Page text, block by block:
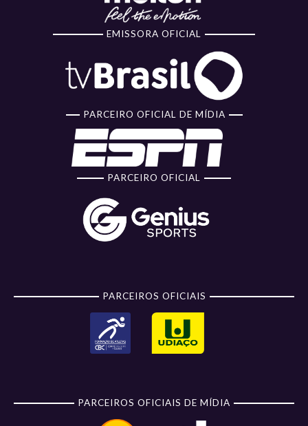
EMISSORA OFICIAL
PARCEIRO OFICIAL DE MÍDIA
PARCEIRO OFICIAL
PARCEIROS OFICIAIS
PARCEIROS OFICIAIS DE MÍDIA